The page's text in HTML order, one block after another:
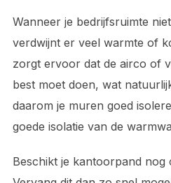
Wanneer je bedrijfsruimte
verdwijnt er veel warmte of
zorgt ervoor dat de airco of
best moet doen, wat
daarom je muren goed
goede isolatie van de
Beschikt je kantoorpand nog